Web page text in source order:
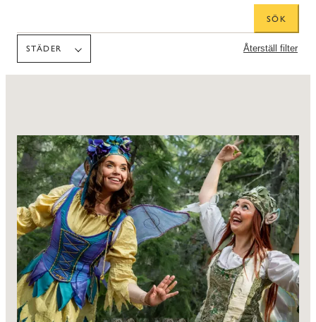
SÖK
STÄDER
STÄDER
Återställ filter